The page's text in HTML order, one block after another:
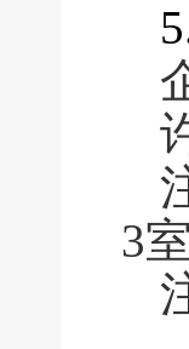
3室